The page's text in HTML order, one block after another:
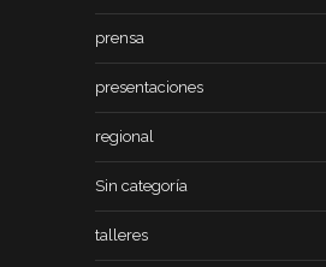
prensa
presentaciones
regional
Sin categoría
talleres